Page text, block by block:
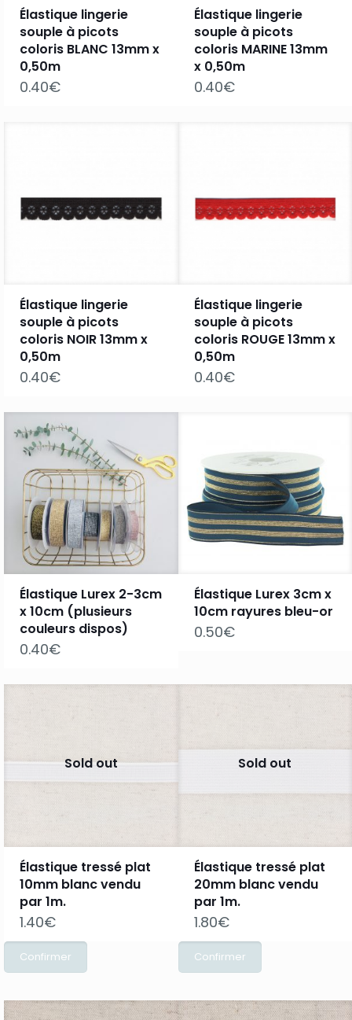
Élastique lingerie
souple à picots
coloris BLANC 13mm x
0,50m
0.40€
Élastique lingerie
souple à picots
coloris MARINE 13mm
x 0,50m
0.40€
Élastique lingerie
souple à picots
coloris NOIR 13mm x
0,50m
0.40€
Élastique lingerie
souple à picots
coloris ROUGE 13mm x
0,50m
0.40€
Élastique Lurex 2-3cm
x 10cm (plusieurs
couleurs dispos)
0.40€
Élastique Lurex 3cm x
10cm rayures bleu-or
0.50€
Sold out
Élastique tressé plat
10mm blanc vendu
par 1m.
1.40€
Sold out
Élastique tressé plat
20mm blanc vendu
par 1m.
1.80€